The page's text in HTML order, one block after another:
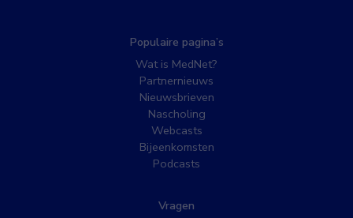
Populaire pagina’s
Wat is MedNet?
Partnernieuws
Nieuwsbrieven
Nascholing
Webcasts
Bijeenkomsten
Podcasts
Vragen